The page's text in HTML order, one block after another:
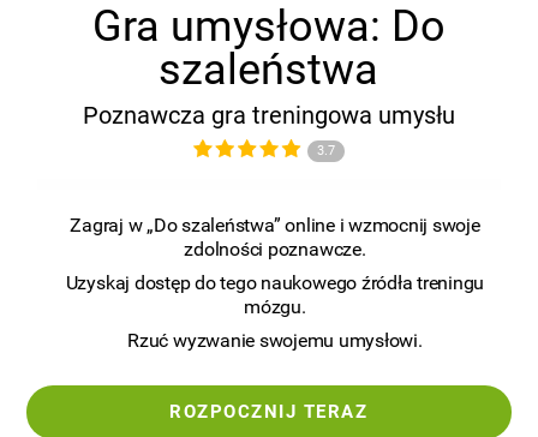
Gra umysłowa: Do
szaleństwa
Poznawcza gra treningowa umysłu
3.7
Zagraj w „Do szaleństwa” online i wzmocnij swoje
zdolności poznawcze.
Uzyskaj dostęp do tego naukowego źródła treningu
mózgu.
Rzuć wyzwanie swojemu umysłowi.
ROZPOCZNIJ TERAZ